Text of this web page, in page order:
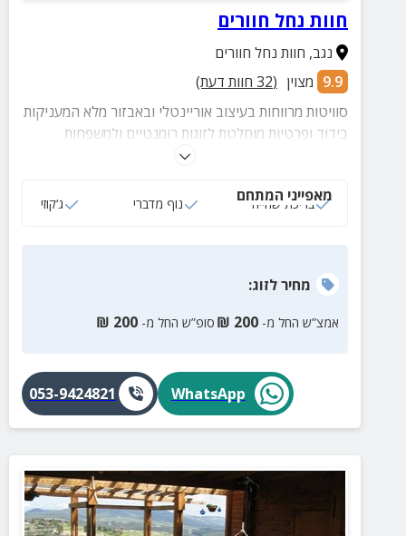
חוות נחל חוורים
נגב, חוות נחל חוורים
9.9 מצוין (
32 חוות דעת)
סוויטות מרווחות בעיצוב אוריינטלי ובאבזור מלא המעניקות
בידוד ופרטיות מוחלטת לזוגות רומנטיים ולמשפחות
המגיעות ליהנות מחופשה מדברית שקטה ושלווה.
מאפייני המתחם
בריכת שחייה נוף מדברי ג‘קוזי
מחירלזוג:
אמצ”ש החל מ- 200
₪ סופ”ש החל מ- 200
₪
WhatsApp
053-9424821